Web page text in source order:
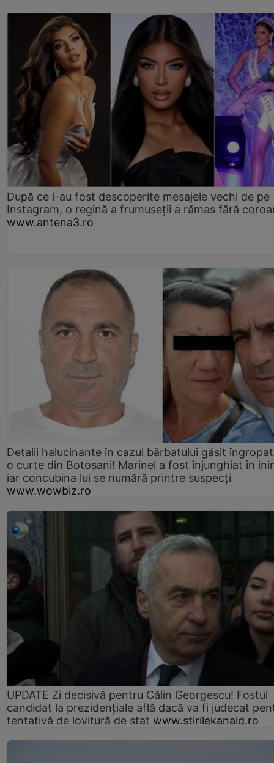
După ce i-au fost descoperite mesajele vechi de pe
Instagram, o regină a frumuseții a rămas fără
www.antena3.ro
Detalii halucinante în cazul bărbatului găsit
o curte din Botoșani! Marinel a fost înjunghiat în
iar concubina lui se numără printre suspecți
www.wowbiz.ro
UPDATE Zi decisivă pentru Călin Georgescu! Fostul
candidat la prezidențiale află dacă va fi judecat
tentativă de lovitură de stat www.stirilekanald.ro